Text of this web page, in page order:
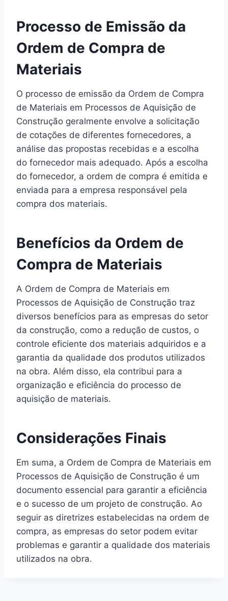
Processo de Emissão da
Ordem de Compra de
Materiais
O processo de emissão da Ordem de Compra
de Materiais em Processos de Aquisição de
Construção geralmente envolve a solicitação
de cotações de diferentes fornecedores, a
análise das propostas recebidas e a escolha
do fornecedor mais adequado. Após a escolha
do fornecedor, a ordem de compra é emitida e
enviada para a empresa responsável pela
compra dos materiais.
Benefícios da Ordem de
Compra de Materiais
A Ordem de Compra de Materiais em
Processos de Aquisição de Construção traz
diversos benefícios para as empresas do setor
da construção, como a redução de custos, o
controle eficiente dos materiais adquiridos e a
garantia da qualidade dos produtos utilizados
na obra. Além disso, ela contribui para a
organização e eficiência do processo de
aquisição de materiais.
Considerações Finais
Em suma, a Ordem de Compra de Materiais em
Processos de Aquisição de Construção é um
documento essencial para garantir a eficiência
e o sucesso de um projeto de construção. Ao
seguir as diretrizes estabelecidas na ordem de
compra, as empresas do setor podem evitar
problemas e garantir a qualidade dos materiais
utilizados na obra.